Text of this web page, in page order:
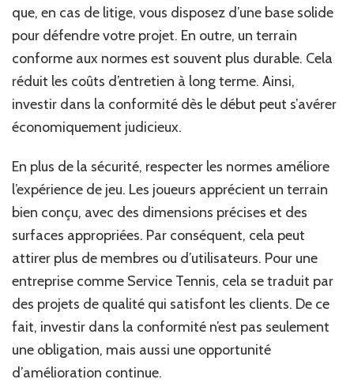
que, en cas de litige, vous disposez d’une base solide
pour défendre votre projet. En outre, un terrain
conforme aux normes est souvent plus durable. Cela
réduit les coûts d’entretien à long terme. Ainsi,
investir dans la conformité dès le début peut s’avérer
économiquement judicieux.
En plus de la sécurité, respecter les normes améliore
l’expérience de jeu. Les joueurs apprécient un terrain
bien conçu, avec des dimensions précises et des
surfaces appropriées. Par conséquent, cela peut
attirer plus de membres ou d’utilisateurs. Pour une
entreprise comme Service Tennis, cela se traduit par
des projets de qualité qui satisfont les clients. De ce
fait, investir dans la conformité n’est pas seulement
une obligation, mais aussi une opportunité
d’amélioration continue.